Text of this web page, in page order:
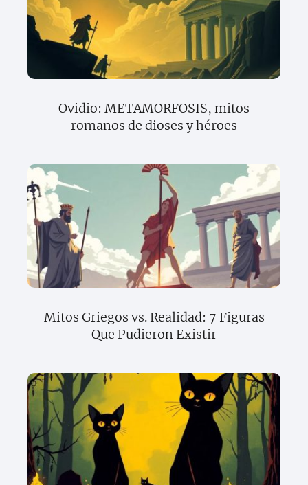
Ovidio: METAMORFOSIS, mitos
romanos de dioses y héroes
Mitos Griegos vs. Realidad: 7 Figuras
Que Pudieron Existir